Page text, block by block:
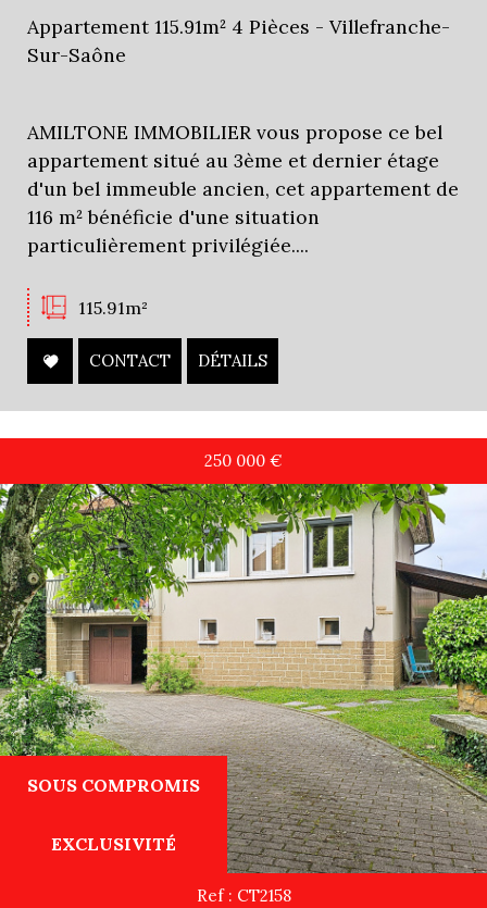
Appartement 115.91m² 4 Pièces - Villefranche-
Sur-Saône
AMILTONE IMMOBILIER vous propose ce bel
appartement situé au 3ème et dernier étage
d'un bel immeuble ancien, cet appartement de
116 m² bénéficie d'une situation
particulièrement privilégiée....
115.91m²
CONTACT DÉTAILS
SOUS COMPROMIS
EXCLUSIVITÉ
250 000 €
Ref : CT2158